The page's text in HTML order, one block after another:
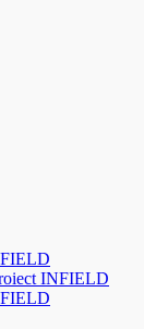
INFIELD